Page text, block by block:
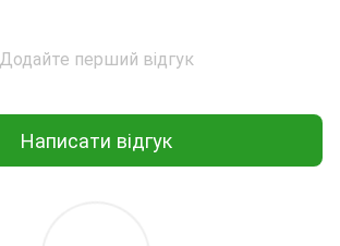
Додайте перший відгук
Написати відгук